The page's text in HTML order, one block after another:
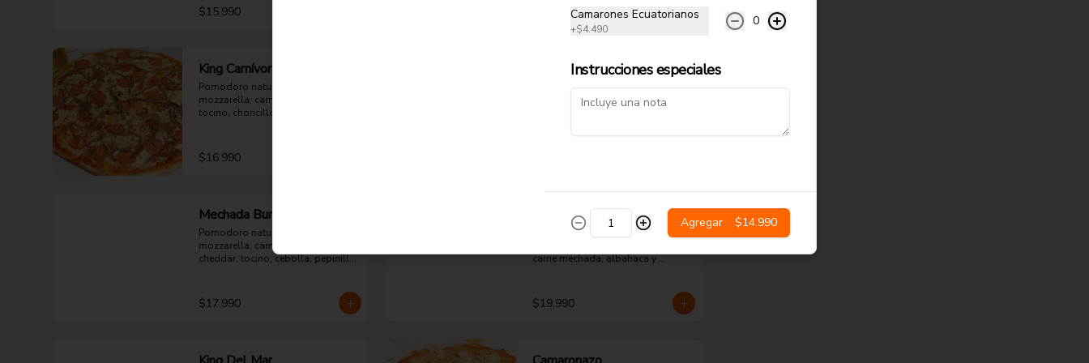
$15.990 $15.990
King Carnívora
Pomodoro natural, queso
mozzarella, carne mechada,
tocino, choricillo, pepperoni y
$16.990
King Mechada
Pomodoro natural, queso
mozzarella, extra carne mechada,
palta y orégano.
Mechada Burger
Pomodoro natural, queso
mozzarella, carne mechada, queso
cheddar, tocino, cebolla, pepinillo
$17.990
Mar y Tierra
Pomodoro natural, queso
carne mechada, albahaca y
$19.990
Camarones Ecuatorianos
+$4.490
0
Instrucciones especiales
Agregar $14.990